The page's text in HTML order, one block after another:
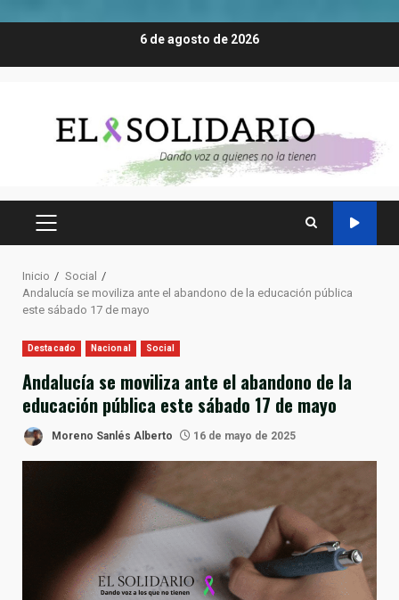
6 de agosto de 2026
MENÚ
Inicio
Social
Andalucía se moviliza ante el abandono de la educación pública
este sábado 17 de mayo
Destacado Nacional Social
Andalucía se moviliza ante el abandono de la
educación pública este sábado 17 de mayo
Moreno Sanlés Alberto 16 de mayo de 2025